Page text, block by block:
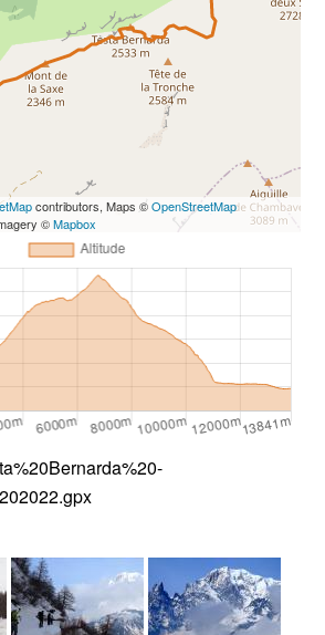
contributors, Maps ©OpenStreetMap
©Mapbox